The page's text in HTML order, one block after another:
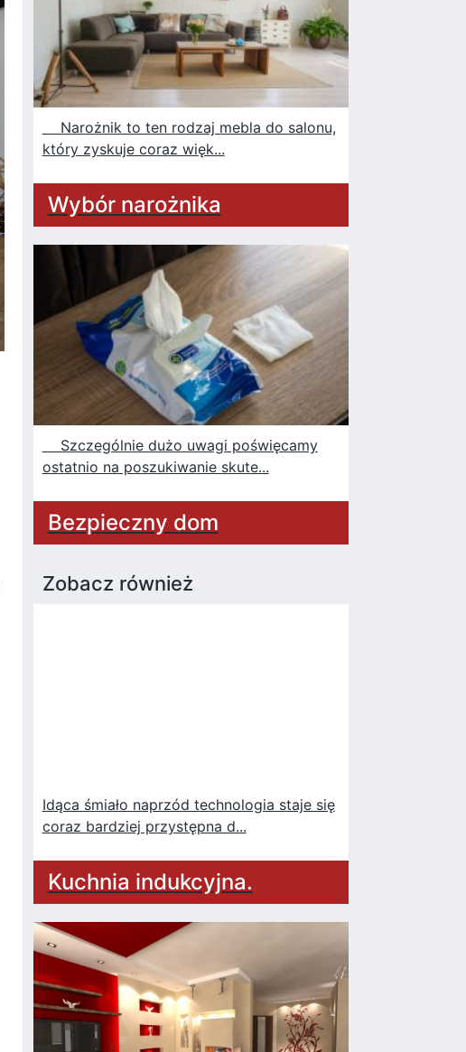
Narożnik to ten rodzaj mebla do salonu,
który zyskuje coraz więk...
Wybór narożnika
Szczególnie dużo uwagi poświęcamy
ostatnio na poszukiwanie skute...
Bezpieczny dom
Zobacz również
Idąca śmiało naprzód technologia staje się
coraz bardziej przystępna d...
Kuchnia indukcyjna.